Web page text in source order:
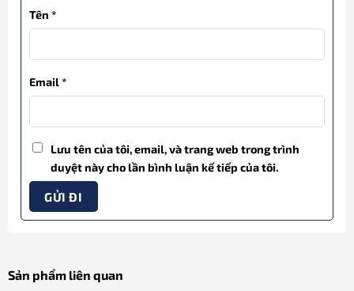
Tên *
Email*
Lưu tên của tôi, email, và trang web trong trình
duyệt này cho lần bình luận kế tiếp của tôi.
Sản phẩm liên quan